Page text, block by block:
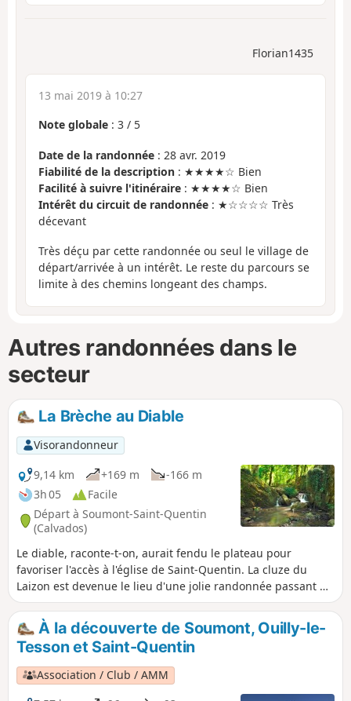
Florian1435
13 mai 2019 à 10:27
Note globale : 3 / 5
Date de la randonnée : 28 avr. 2019
Fiabilité de la description : ★★★★☆ Bien
Facilité à suivre l'itinéraire : ★★★★☆ Bien
Intérêt du circuit de randonnée : ★☆☆☆☆ Très
décevant
Très déçu par cette randonnée ou seul le village de
départ/arrivée à un intérêt. Le reste du parcours se
limite à des chemins longeant des champs.
Autres randonnées dans le
secteur
La Brèche au Diable
Visorandonneur
9,14 km
+169 m
-166 m
3h 05
Facile
Départ à Soumont-Saint-Quentin
(Calvados)
Le diable, raconte-t-on, aurait fendu le plateau pour
favoriser l'accès à l'église de Saint-Quentin. La cluze du
Laizon est devenue le lieu d'une jolie randonnée passant de
gorges escarpées et confinées aux plateaux de la plaine de
Falaise, à proximité du tombeau de la comédienne Marie
Joly, de l'ancien site de la mine de fer, de manoirs, de
châteaux et de traces d'occupation préhistorique. Le site est
classé depuis 1974
À la découverte de Soumont, Ouilly-le-
Tesson et Saint-Quentin
Association / Club / AMM